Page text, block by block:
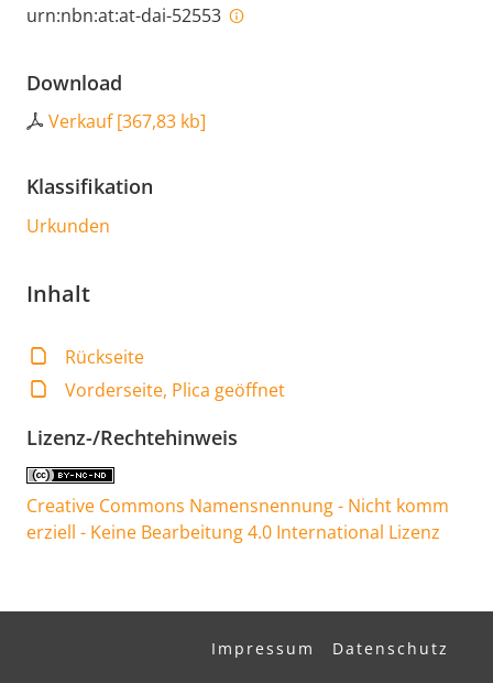
urn:nbn:at:at-dai-52553
Download
Verkauf[367,83 kb]
Klassifikation
Urkunden
Inhalt
Rückseite
Vorderseite, Plica geöffnet
Lizenz-/Rechtehinweis
Creative Commons Namensnennung - Nicht komm
erziell - Keine Bearbeitung 4.0 International Lizenz
Impressum Datenschutz